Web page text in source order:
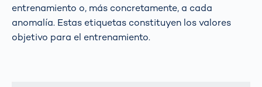
entrenamiento o, más concretamente, a cada
anomalía. Estas etiquetas constituyen los valores
objetivo para el entrenamiento.